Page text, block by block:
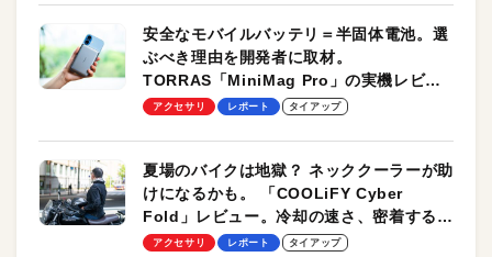
安全なモバイルバッテリ＝半固体電池。選
ぶべき理由を開発者に取材。
TORRAS「MiniMag Pro」の実機レビュ
ーも
アクセサリ レポート タイアップ
夏場のバイクは地獄？ ネッククーラーが助
けになるかも。 「COOLiFY Cyber
Fold」レビュー。冷却の速さ、密着する冷
却プレート、シンプルな操作性がグッド！
アクセサリ レポート タイアップ